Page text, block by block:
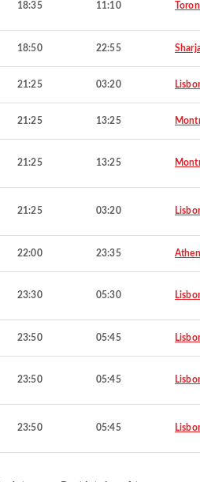
18:35 11:10
18:50 22:55
21:25 03:20
21:25 13:25
21:25 13:25
21:25 03:20
22:00 23:35
23:30 05:30
23:50 05:45
23:50 05:45
23:50 05:45